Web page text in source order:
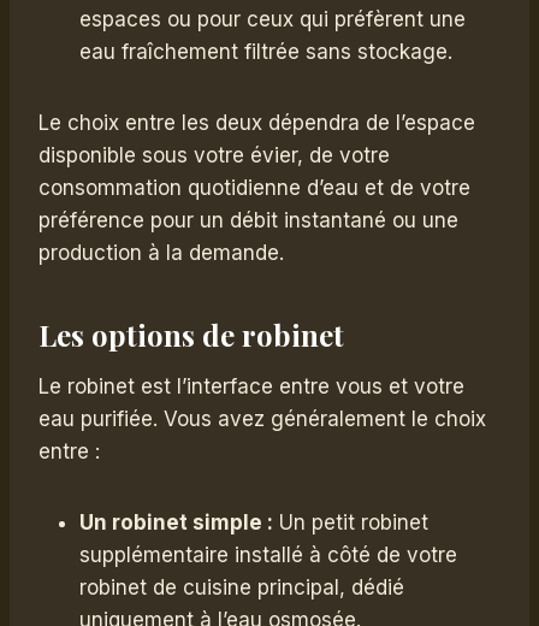
espaces ou pour ceux qui préfèrent une
eau fraîchement filtrée sans stockage.
Le choix entre les deux dépendra de l’espace
disponible sous votre évier, de votre
consommation quotidienne d’eau et de votre
préférence pour un débit instantané ou une
production à la demande.
Les options de robinet
Le robinet est l’interface entre vous et votre
eau purifiée. Vous avez généralement le choix
entre :
Un robinet simple : Un petit robinet
supplémentaire installé à côté de votre
robinet de cuisine principal, dédié
uniquement à l’eau osmosée.